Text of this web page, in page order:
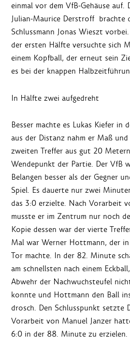
einmal vor dem VfB-Gehäuse auf.
Julian-Maurice Derstroff brachte
Schlussmann Jonas Wieszt
der ersten Hälfte versuchte sich
einem Kopfball, der erneut sein
es bei der knappen
In Hälfte zwei aufgedreht
Besser machte es Lukas Kiefer in
aus der Distanz nahm er Maß
zweiten Treffer aus gut 20
Wendepunkt der Partie. Der VfB
Belangen besser als der Gegner
Spiel. Es dauerte nur zwei
das 3:0 erzielte. Nach Vorarbeit
musste er im Zentrum nur noch
Kopie dessen war der vierte
Mal war Werner Hottmann, der
Tor machte. In der 82. Minute
am schnellsten nach einem
Abwehr der Nachwuchsteufel
konnte und Hottmann den Ball
drosch. Den Schlusspunkt setzte
Vorarbeit von Manuel Janzer
6:0 in der 88. Minute zu erzielen.